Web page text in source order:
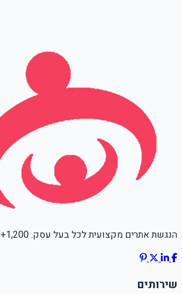
הנגשת אתרים מקצועית לכל בעל עסק. 1,200+ אתרים מונגשים בישראל.
שירותים